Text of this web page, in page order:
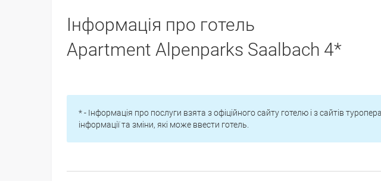
Інформація про готель
Apartment Alpenparks Saalbach 4*
* - Інформація про послуги взята з офіційного сайту готелю і з сайтів
інформації та зміни, які може ввести готель.